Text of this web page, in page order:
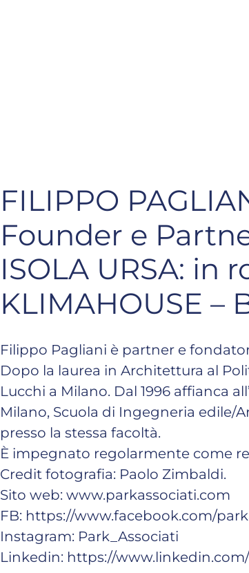
FILIPPO
Founder e
ISOLA URSA: in
KLIMAHOUSE –
Filippo Pagliani è partner e
Dopo la laurea in Architettura al
Lucchi a Milano. Dal 1996 affianca
Milano, Scuola di Ingegneria edile/
presso la stessa facoltà.
È impegnato regolarmente come
Credit fotografia: Paolo Zimbaldi.
Sito web: www.parkassociati.com
FB: https://www.facebook.com/
Instagram: Park_Associati
Linkedin: https://